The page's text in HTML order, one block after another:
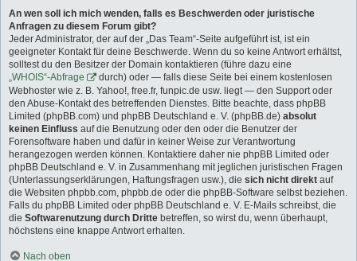
An wen soll ich mich wenden, falls es Beschwerden oder juristische
Anfragen zu diesem Forum gibt?
Jeder Administrator, der auf der „Das Team“-Seite aufgeführt ist, ist ein
geeigneter Kontakt für deine Beschwerde. Wenn du so keine Antwort erhältst,
solltest du den Besitzer der Domain kontaktieren (führe dazu eine
„WHOIS“-Abfrage
durch) oder — falls diese Seite bei einem kostenlosen
Webhoster wie z. B. Yahoo!, free.fr, funpic.de usw. liegt — den Support oder
den Abuse-Kontakt des betreffenden Dienstes. Bitte beachte, dass phpBB
Limited (phpBB.com) und phpBB Deutschland e. V. (phpBB.de) absolut
keinen Einfluss auf die Benutzung oder den oder die Benutzer der
Forensoftware haben und dafür in keiner Weise zur Verantwortung
herangezogen werden können. Kontaktiere daher nie phpBB Limited oder
phpBB Deutschland e. V. in Zusammenhang mit jeglichen juristischen Fragen
(Unterlassungserklärungen, Haftungsfragen usw.), die sich nicht direkt auf
die Websiten phpbb.com, phpbb.de oder die phpBB-Software selbst beziehen.
Falls du phpBB Limited oder phpBB Deutschland e. V. E-Mails schreibst, die
die Softwarenutzung durch Dritte betreffen, so wirst du, wenn überhaupt,
höchstens eine knappe Antwort erhalten.
Nach oben